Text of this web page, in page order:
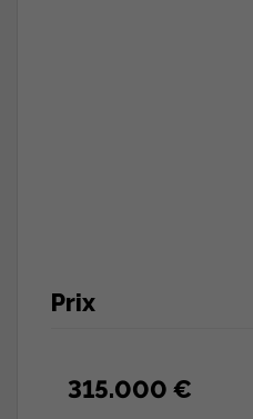
Prix
315.000 €